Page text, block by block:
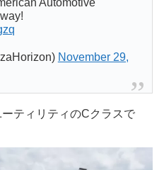
Automotive
November 29,
ティリティのCクラスで